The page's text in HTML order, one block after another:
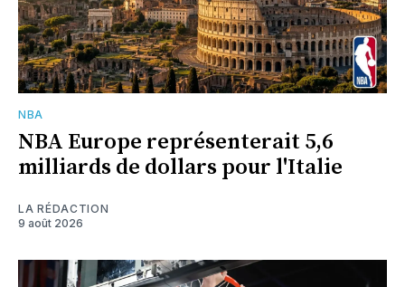
NBA
NBA Europe représenterait 5,6
milliards de dollars pour l'Italie
LA RÉDACTION
9 août 2026